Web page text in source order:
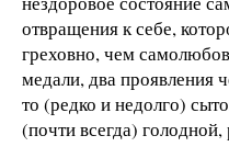
отвращения к себе,
греховно, чем
медали, два проявления
то (редко и недолго)
(почти всегда)